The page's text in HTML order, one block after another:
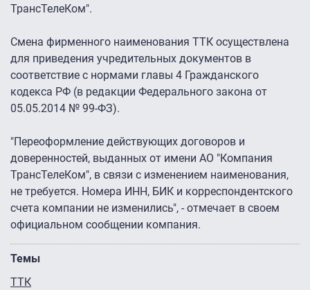
ТрансТелеКом".
Смена фирменного наименования ТТК осуществлена
для приведения учредительных документов в
соответствие с нормами главы 4 Гражданского
кодекса РФ (в редакции Федерального закона от
05.05.2014 № 99-ФЗ).
"Переоформление действующих договоров и
доверенностей, выданных от имени АО "Компания
ТрансТелеКом", в связи с изменением наименования,
не требуется. Номера ИНН, БИК и корреспондентского
счета компании не изменились", - отмечает в своем
официальном сообщении компания.
Темы
ТТК